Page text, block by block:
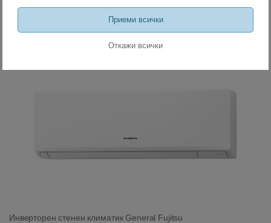
Инверторен стенен климатик General Fujitsu
Приеми всички
Откажи всички